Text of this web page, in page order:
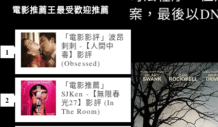
案，最後以
電影推薦王最受歡迎推薦
「電影影評」波昂
刺刺 -【人間中
毒】影評
(Obsessed)
「電影推薦」
SJKen -【無限春
光27】影評 (In
The Room)